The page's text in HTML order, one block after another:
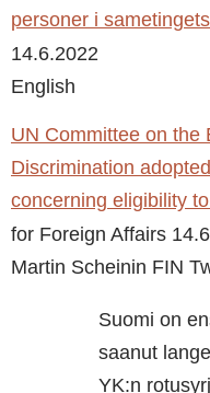
personer i
14.6.2022
English
UN Committee on the
Discrimination
concerning eligibility
for Foreign Affairs
Martin Scheinin FIN
Suomi on
saanut
YK:n